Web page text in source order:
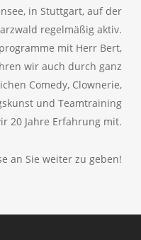
in Stuttgart, auf der
regelmäßig aktiv.
mit Herr Bert,
wir auch durch ganz
Comedy, Clownerie,
und Teamtraining
20 Jahre Erfahrung mit.
an Sie weiter zu geben!